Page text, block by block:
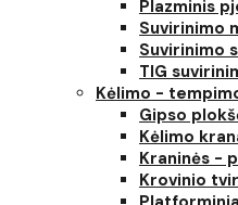
Plazminis
Suvirinimo
Suvirinimo
TIG
Kėlimo -
Gipso
Kėlimo
Kraninės -
Krovinio